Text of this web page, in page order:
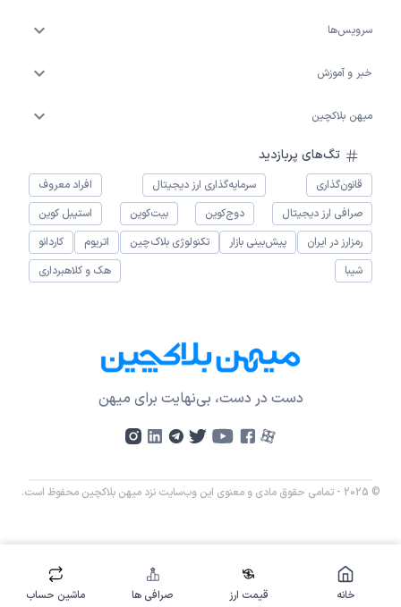
سرویس‌ها
خبر و آموزش
میهن بلاکچین
تگ‌های پربازدید
قانون‌گذاری سرمایه‌گذاری ارز دیجیتال
افراد معروف
صرافی ارز دیجیتال
دوج‌کوین بیت‌کوین
استیبل کوین
رمزارز در ایران
پیش‌بینی بازار تکنولوژی بلاک‌چین اتریوم
کاردانو
شیبا
هک و کلاهبرداری
دست در دست، بی‌نهایت برای میهن
© 2025 - تمامی حقوق مادی و معنوی این وب‌سایت نزد میهن بلاکچین محفوظ است.
خانه قیمت ارز صرافی ها ماشین حساب